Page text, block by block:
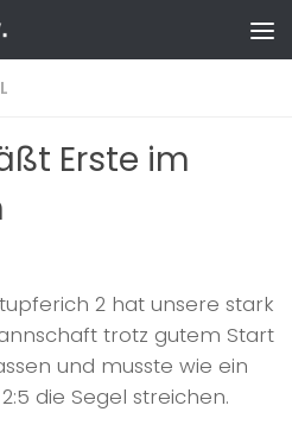
Erste im
2 hat unsere stark
trotz gutem Start
und musste wie ein
die Segel streichen.